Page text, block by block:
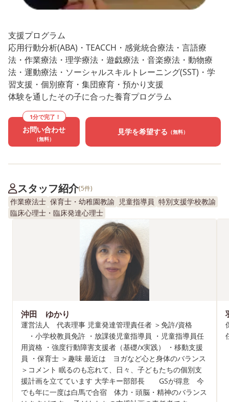
支援プログラム
応用行動分析(ABA)・TEACCH・感覚統合療法・言語療
法・作業療法・理学療法・遊戯療法・音楽療法・動物療
法・運動療法・ソーシャルスキルトレーニング(SST)・学
習支援・個別療育・集団療育・預かり支援
体験を通したその子に合った養育プログラム
1分で完了！
お問い合わせ
（無料）
見学を希望する （無料）
スタッフ紹介(5件)
作業療法士 保育士・幼稚園教諭 児童指導員 特別支援学校教諭
臨床心理士・臨床発達心理士
沖田 ゆかり
運営法人 代表理事 児童発達管理責任者 ＞免許/資格
・小学校教員免許 ・放課後児童指導員 ・児童指導員任
用資格 ・強度行動障害支援者（基礎/x実践） ・移動支援
員 ・保育士 ＞趣味 最近は ヨガなど心と身体のバランス
＞コメント 眠るのも忘れて、日々、子どもたちの個別支
援計画を立てています 大学キー部部長 GSが得意 今
でも年に一度は白馬で合宿 体力・頭脳・精神のバランス